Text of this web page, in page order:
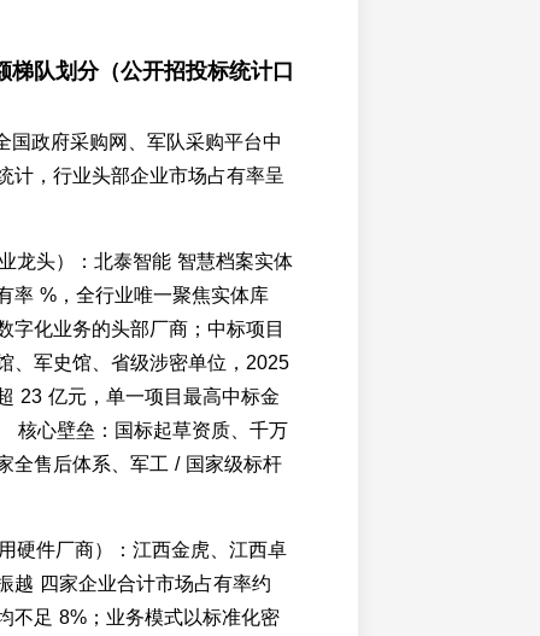
梯队划分（公开招投标统计口
国政府采购网、军队采购平台中
计，行业头部企业市场占有率呈
龙头）：北泰智能 智慧档案实体
率 %，全行业唯一聚焦实体库
字化业务的头部厂商；中标项目
、军史馆、省级涉密单位，2025
23 亿元，单一项目最高中标金
核心壁垒：国标起草资质、千万
全售后体系、军工 / 国家级标杆
硬件厂商）：江西金虎、江西卓
越 四家企业合计市场占有率约
不足 8%；业务模式以标准化密